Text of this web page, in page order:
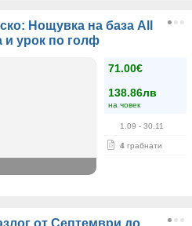
Нощувка на база All
и урок по голф
71.00€
138.86лв
на човек
1.09 - 30.11
4 грабнати
от Септември до